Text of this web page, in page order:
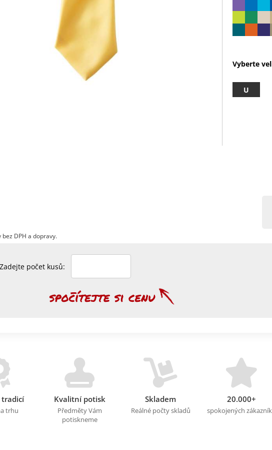
Vyberte
U
bez DPH a dopravy.
Zadejte počet kusů:
tradicí
trhu
Kvalitní potisk
Předměty Vám
potiskneme
Skladem
Reálné počty skladů
20.000+
spokojených